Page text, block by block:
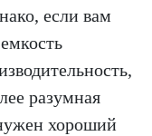
если вам
разумная
хороший